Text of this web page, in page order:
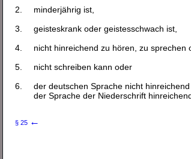
2.
minderjährig ist,
3.
geisteskrank oder geistesschwach ist,
4.
nicht hinreichend zu hören, zu sprechen
5.
nicht schreiben kann oder
6.
der deutschen Sprache nicht
der Sprache der Niederschrift
§ 25 ←